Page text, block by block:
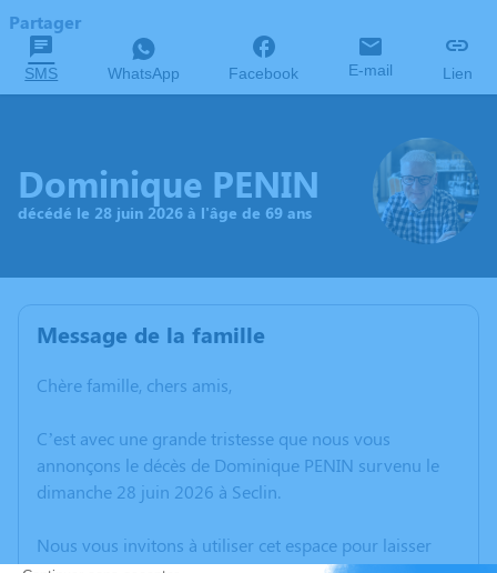
Partager
SMS WhatsApp Facebook E-mail Lien
Dominique PENIN
décédé le 28 juin 2026 à l'âge de 69 ans
Message de la famille
Chère famille, chers amis,
C’est avec une grande tristesse que nous vous
annonçons le décès de Dominique PENIN survenu le
dimanche 28 juin 2026 à Seclin.
Nous vous invitons à utiliser cet espace pour laisser